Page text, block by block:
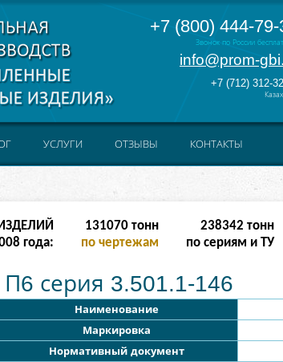
+7 (800) 444-79-
Звонок по России
info@prom-
+7 (712) 312-
УСЛУГИ ОТЗЫВЫ КОНТАКТЫ
года:
524286тонн
по чертежам
238342 тонн
по сериям и ТУ
серия 3.501.1-146
Наименование
Маркировка
Нормативный документ